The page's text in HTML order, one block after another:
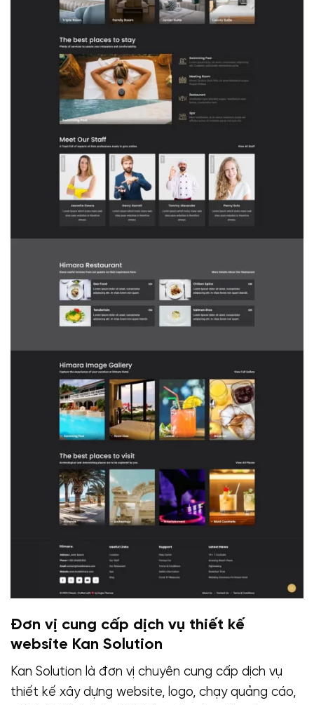
Đơn vị cung cấp dịch vụ thiết kế
website Kan Solution
Kan Solution là đơn vị chuyên cung cấp dịch vụ
thiết kế xây dựng website, logo, chạy quảng cáo,